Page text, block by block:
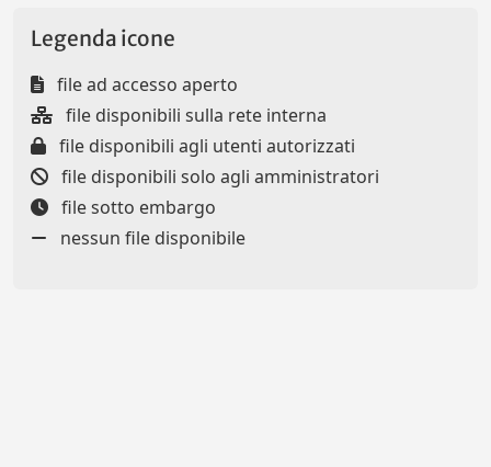
Legenda icone
file ad accesso aperto
file disponibili sulla rete interna
file disponibili agli utenti autorizzati
file disponibili solo agli amministratori
file sotto embargo
nessun file disponibile